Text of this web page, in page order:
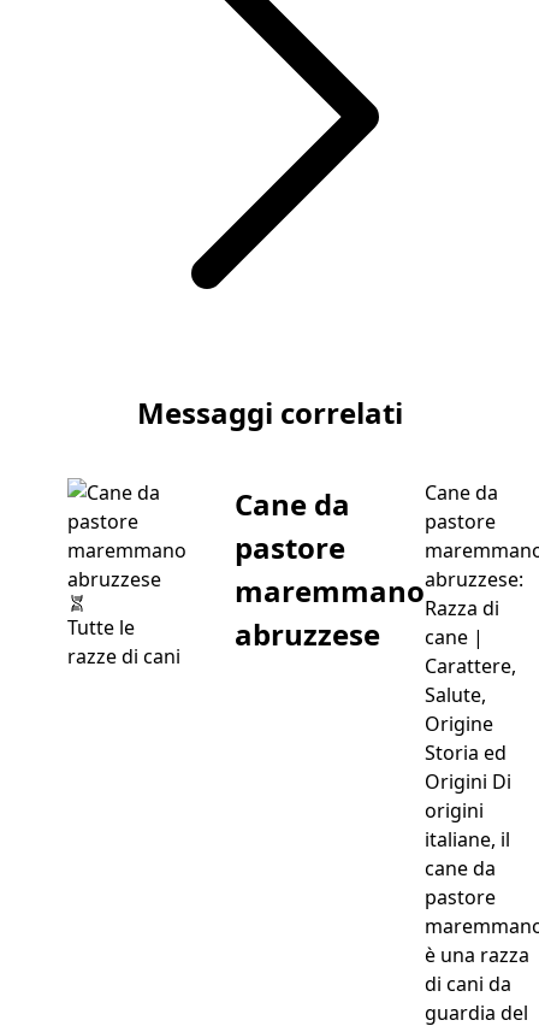
Messaggi correlati
Tutte le
razze di cani
Cane da
pastore
maremmano
abruzzese
Cane da
pastore
abruzzese:
Razza di
cane |
Carattere,
Salute,
Origine
Storia ed
Origini Di
origini
italiane, il
cane da
pastore
è una razza
di cani da
guardia del